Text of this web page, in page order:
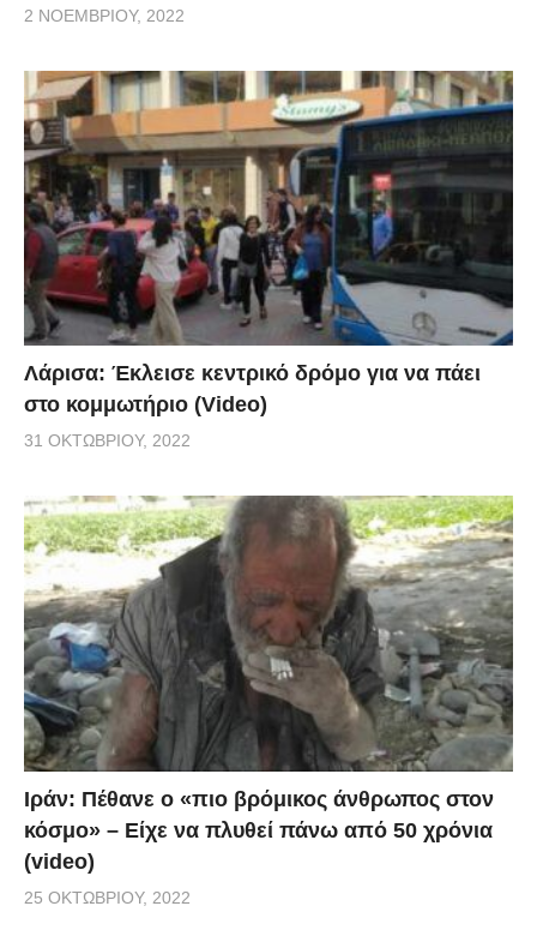
2 ΝΟΕΜΒΡΊΟΥ, 2022
Λάρισα: Έκλεισε κεντρικό δρόμο για να πάει
στο κομμωτήριο (Video)
31 ΟΚΤΩΒΡΊΟΥ, 2022
Ιράν: Πέθανε ο «πιο βρόμικος άνθρωπος στον
κόσμο» – Είχε να πλυθεί πάνω από 50 χρόνια
(video)
25 ΟΚΤΩΒΡΊΟΥ, 2022